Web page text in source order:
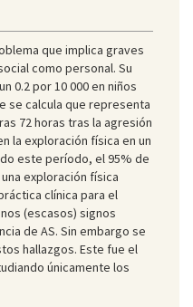
que implica graves
como personal. Su
0.2 por 10 000 en niños
se calcula que representa
72 horas tras la agresión
la exploración física en un
este período, el 95% de
exploración física
clínica para el
(escasos) signos
de AS. Sin embargo se
hallazgos. Este fue el
únicamente los